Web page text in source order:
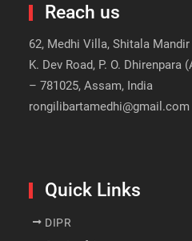
Reach us
62, Medhi Villa, Shitala
K. Dev Road, P. O.
– 781025, Assam, India
rongilibartamedhi@gmail.com
Quick Links
DIPR